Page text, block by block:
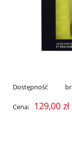
Dostępność
Cena: 129,00 zł